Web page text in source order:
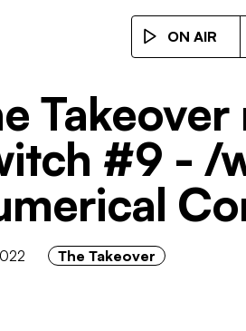
ON AIR
Takeover
#9 - /
The Takeover